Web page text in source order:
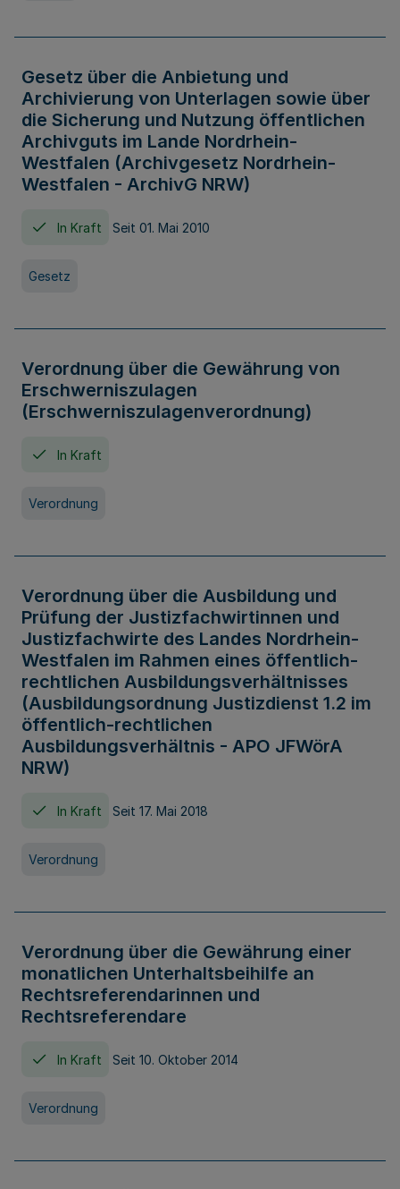
Gesetz über die Anbietung und
Archivierung von Unterlagen sowie über
die Sicherung und Nutzung öffentlichen
Archivguts im Lande Nordrhein-
Westfalen (Archivgesetz Nordrhein-
Westfalen - ArchivG NRW)
In Kraft Seit 01. Mai 2010
Gesetz
Verordnung über die Gewährung von
Erschwerniszulagen
(Erschwerniszulagenverordnung)
In Kraft
Verordnung
Verordnung über die Ausbildung und
Prüfung der Justizfachwirtinnen und
Justizfachwirte des Landes Nordrhein-
Westfalen im Rahmen eines öffentlich-
rechtlichen Ausbildungsverhältnisses
(Ausbildungsordnung Justizdienst 1.2 im
öffentlich-rechtlichen
Ausbildungsverhältnis - APO JFWörA
NRW)
In Kraft Seit 17. Mai 2018
Verordnung
Verordnung über die Gewährung einer
monatlichen Unterhaltsbeihilfe an
Rechtsreferendarinnen und
Rechtsreferendare
In Kraft Seit 10. Oktober 2014
Verordnung